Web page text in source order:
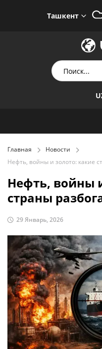
Ташкент
Главная
Новости
Нефть, войны и золото: какие
Нефть, войны
страны
29 Январь, 2026